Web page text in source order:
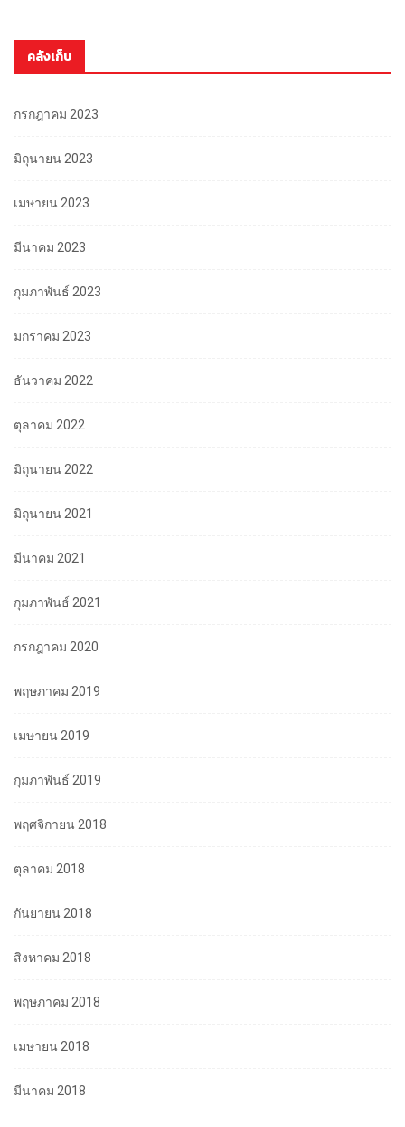
คลังเก็บ
กรกฎาคม 2023
มิถุนายน 2023
เมษายน 2023
มีนาคม 2023
กุมภาพันธ์ 2023
มกราคม 2023
ธันวาคม 2022
ตุลาคม 2022
มิถุนายน 2022
มิถุนายน 2021
มีนาคม 2021
กุมภาพันธ์ 2021
กรกฎาคม 2020
พฤษภาคม 2019
เมษายน 2019
กุมภาพันธ์ 2019
พฤศจิกายน 2018
ตุลาคม 2018
กันยายน 2018
สิงหาคม 2018
พฤษภาคม 2018
เมษายน 2018
มีนาคม 2018